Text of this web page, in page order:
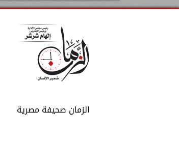
الزمان صحيفة مصرية